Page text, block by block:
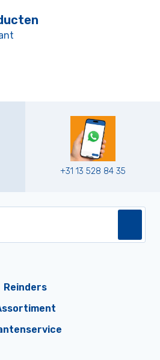
+31 13 528 84 35
Reinders